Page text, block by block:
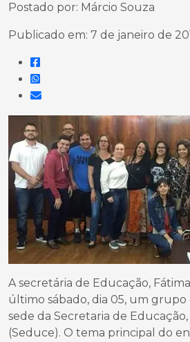
Postado por: Márcio Souza
Publicado em: 7 de janeiro de
A secretária de Educação,
último sábado, dia 05, um grupo
sede da Secretaria de
(Seduce). O tema principal do